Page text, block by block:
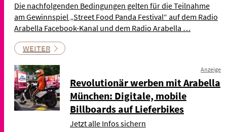
Die nachfolgenden Bedingungen gelten für die Teilnahme
am Gewinnspiel „Street Food Panda Festival“ auf dem Radio
Arabella Facebook-Kanal und dem Radio Arabella …
WEITER
Anzeige
Revolutionär werben mit Arabella
München: Digitale, mobile
Billboards auf Lieferbikes
Jetzt alle Infos sichern